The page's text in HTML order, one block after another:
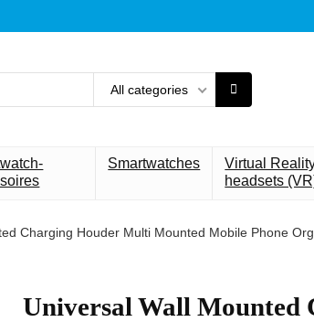
All categories
Smartwatches
Virtual
headsets
Charging Houder Multi Mounted Mobile Phone
Universal Wall Mounted